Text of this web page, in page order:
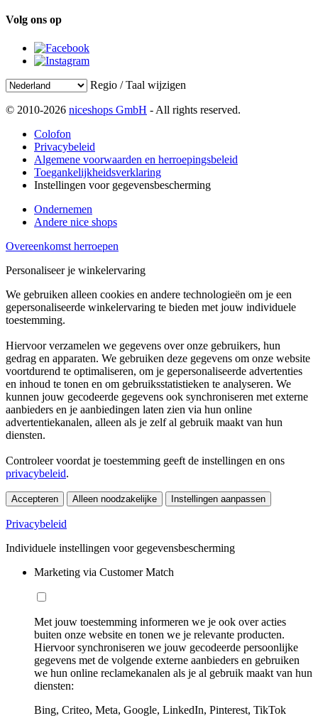
Volg ons op
Regio / Taal wijzigen
© 2010-2026 niceshops GmbH - All rights reserved.
Colofon
Privacybeleid
Algemene voorwaarden en herroepingsbeleid
Toegankelijkheidsverklaring
Instellingen voor gegevensbescherming
Ondernemen
Andere nice shops
Overeenkomst herroepen
Personaliseer je winkelervaring
We gebruiken alleen cookies en andere technologieën om je een
gepersonaliseerde winkelervaring te bieden met jouw individuele
toestemming.
Hiervoor verzamelen we gegevens over onze gebruikers, hun
gedrag en apparaten. We gebruiken deze gegevens om onze website
voortdurend te optimaliseren, om je gepersonaliseerde advertenties
en inhoud te tonen en om gebruiksstatistieken te analyseren. We
kunnen jouw gecodeerde gegevens ook synchroniseren met externe
aanbieders en je aanbiedingen laten zien via hun online
advertentiekanalen, alleen als je zelf al gebruik maakt van hun
diensten.
Controleer voordat je toestemming geeft de instellingen en ons
privacybeleid.
Accepteren Alleen noodzakelijke Instellingen aanpassen
Privacybeleid
Individuele instellingen voor gegevensbescherming
Marketing via Customer Match
Met jouw toestemming informeren we je ook over acties
buiten onze website en tonen we je relevante producten.
Hiervoor synchroniseren we jouw gecodeerde persoonlijke
gegevens met de volgende externe aanbieders en gebruiken
we hun online reclamekanalen als je al gebruik maakt van hun
diensten:
Bing, Criteo, Meta, Google, LinkedIn, Pinterest, TikTok